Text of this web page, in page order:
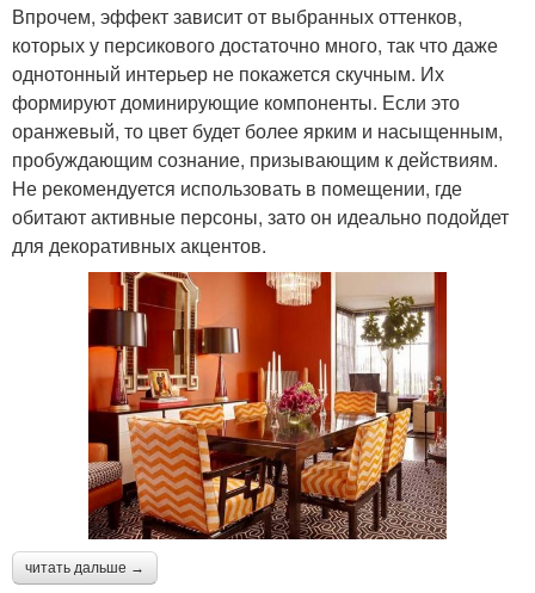
Впрочем, эффект зависит от выбранных оттенков,
которых у персикового достаточно много, так что даже
однотонный интерьер не покажется скучным. Их
формируют доминирующие компоненты. Если это
оранжевый, то цвет будет более ярким и насыщенным,
пробуждающим сознание, призывающим к действиям.
Не рекомендуется использовать в помещении, где
обитают активные персоны, зато он идеально подойдет
для декоративных акцентов.
читать дальше →